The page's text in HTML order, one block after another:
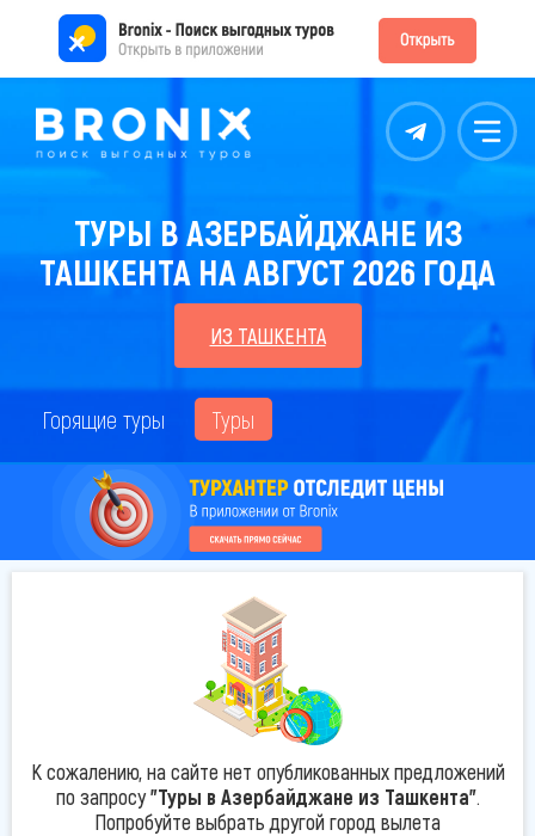
Контакты Меню
ТУРЫ В АЗЕРБАЙДЖАНЕ ИЗ
ТАШКЕНТА НА АВГУСТ 2026 ГОДА
ИЗ ТАШКЕНТА
Горящие туры Туры
К сожалению, на сайте нет опубликованных предложений
по запросу"Туры в Азербайджане из Ташкента".
Попробуйте выбрать другой город вылета